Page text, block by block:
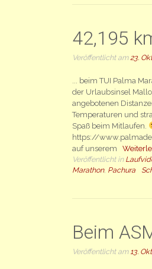
42,195
Veröffentlicht am23.
... beim TUI Palma
der Urlaubsinsel
angebotenen
Temperaturen und
Spaß beim Mitlaufen.
https://
auf unserem
Veröffentlicht in
Marathon, Pachura
Beim
Veröffentlicht am 13.